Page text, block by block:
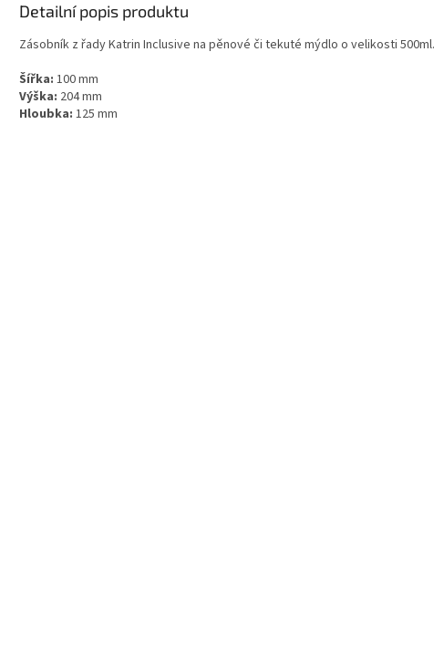
Detailní popis produktu
Zásobník z řady Katrin Inclusive na pěnové či tekuté mýdlo o velikosti 500ml.
Šířka: 100 mm
Výška: 204 mm
Hloubka: 125 mm